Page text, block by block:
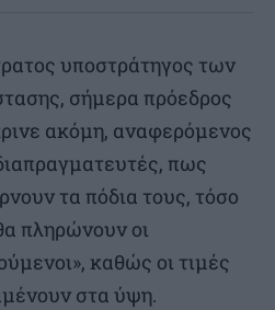
υποστράτηγος των
σήμερα πρόεδρος
ακόμη, αναφερόμενος
πως
τα πόδια τους, τόσο
πληρώνουν οι
καθώς οι τιμές
στα ύψη.